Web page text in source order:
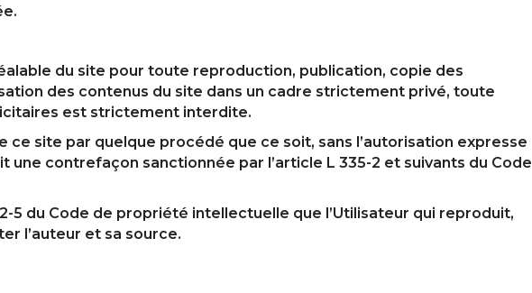
du site pour toute reproduction, publication, copie des
des contenus du site dans un cadre strictement privé, toute
est strictement interdite.
site par quelque procédé que ce soit, sans l’autorisation expresse
contrefaçon sanctionnée par l’article L 335-2 et suivants du Code
5 du Code de propriété intellectuelle que l’Utilisateur qui reproduit,
l’auteur et sa source.